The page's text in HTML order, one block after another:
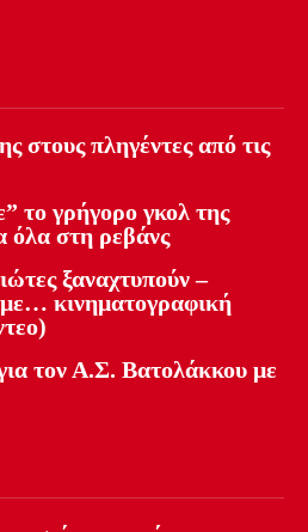
πληγέντες από τις
γρήγορο γκολ της
όλα στη ρεβάνς
ξαναχτυπούν –
κινηματογραφική
τον Α.Σ. Βατολάκκου με